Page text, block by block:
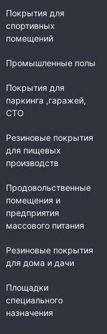
Покрытия для
спортивных
помещений
Промышленные полы
Покрытия для
паркинга ,гаражей,
СТО
Резиновые покрытия
для пищевых
производств
Продовольственные
помещения и
предприятия
массового питания
Резиновые покрытия
для дома и дачи
Площадки
специального
назначения